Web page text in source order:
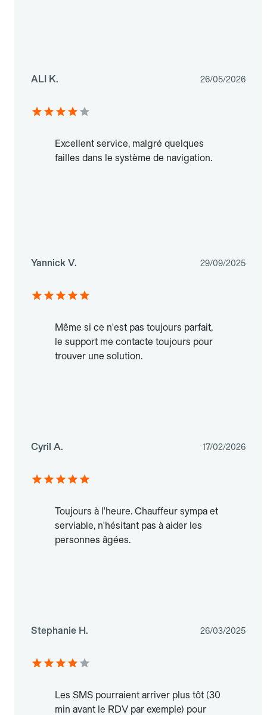
ALI K. 26/05/2026
Excellent service, malgré quelques
failles dans le système de navigation.
Yannick V. 29/09/2025
Même si ce n'est pas toujours parfait,
le support me contacte toujours pour
trouver une solution.
Cyril A. 17/02/2026
Toujours à l'heure. Chauffeur sympa et
serviable, n'hésitant pas à aider les
personnes âgées.
Stephanie H. 26/03/2025
Les SMS pourraient arriver plus tôt (30
min avant le RDV par exemple) pour